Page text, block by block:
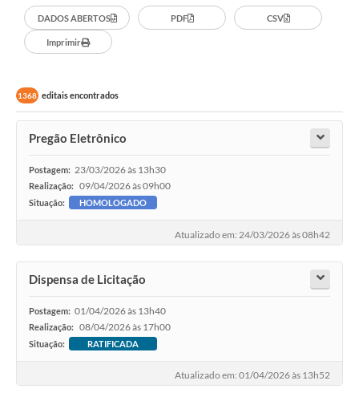
SIAFIC
Secretarias
A Prefeitura
Notícias
Galeria de Fotos
Audiências Públicas
Arquivos para Download
Contas Públicas
Links
DADOS ABERTOS PDF CSV
Imprimir
1368 editais encontrados
Pregão Eletrônico
Postagem: 23/03/2026 às 13h30
Realização: 09/04/2026 às 09h00
Situação: HOMOLOGADO
Atualizado em: 24/03/2026 às 08h42
Dispensa de Licitação
Postagem: 01/04/2026 às 13h40
Realização: 08/04/2026 às 17h00
Situação: RATIFICADA
Atualizado em: 01/04/2026 às 13h52